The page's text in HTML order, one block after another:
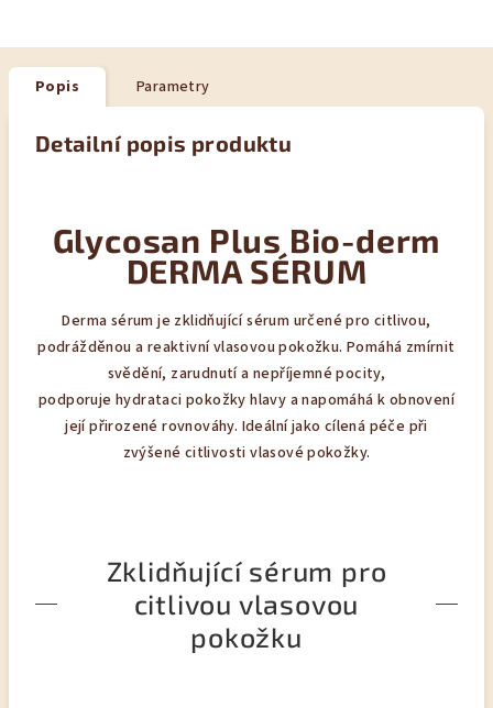
Popis Parametry
Detailní popis produktu
Glycosan Plus Bio-derm
DERMA SÉRUM
Derma sérum je zklidňující sérum určené pro citlivou,
podrážděnou a reaktivní vlasovou pokožku. Pomáhá zmírnit
svědění, zarudnutí a nepříjemné pocity,
podporuje hydrataci pokožky hlavy a napomáhá k obnovení
její přirozené rovnováhy. Ideální jako cílená péče při
zvýšené citlivosti vlasové pokožky.
Zklidňující sérum pro
citlivou vlasovou
pokožku